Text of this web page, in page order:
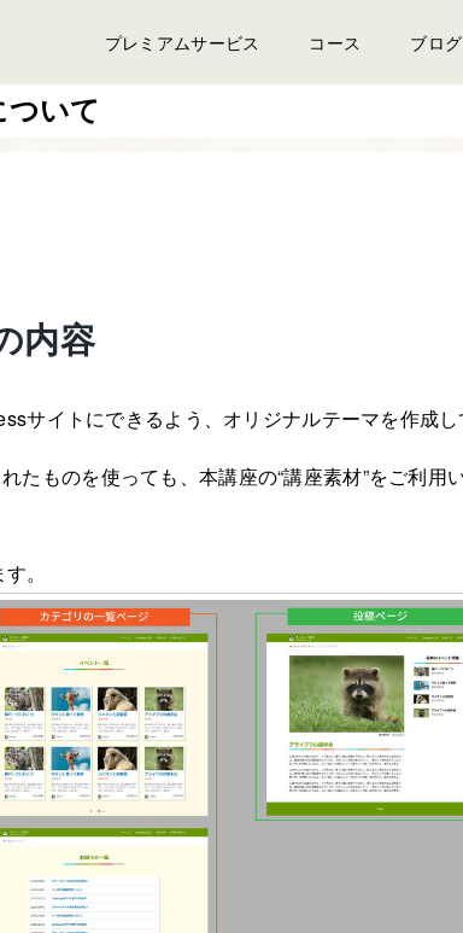
プレミアムサービス コース ブログ
いて
内容
サイトにできるよう、オリジナルテーマを作成
たものを使っても、本講座の“講座素材”をご利用
。